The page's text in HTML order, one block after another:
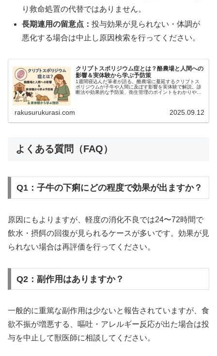
り救命処置の代替ではありません。
長期連用の留意点：投与効果が見られない・体調が
悪化する場合は中止し原因検索を行ってください。
クリプトスポリジウム症とは？酪農場と人間への
影響＆実体験から学ぶ予防策
1週間寝込んだ筆者が語る。酪農場に蔓延するクリプトス
ポリジウムが子牛や人間に及ぼす影響を実体験で解説。診
断法や効果的な予防策、衛生管理のポイントをわかりやす
rakusurukurasi.com 2025.09.12
よくある質問（FAQ）
Q1：子牛の下痢にどの程度で効果が出ますか？
原因にもよりますが、軽度の消化不良では24〜72時間で
飲水・摂餌の回復が見られるケースが多いです。効果が見
られない場合は再評価を行ってください。
Q2：副作用はありますか？
一般的に重篤な副作用は少ないと報告されていますが、食
欲不振が増悪する、嘔吐・アレルギー反応が出た場合は投
与を中止して獣医師に相談してください。